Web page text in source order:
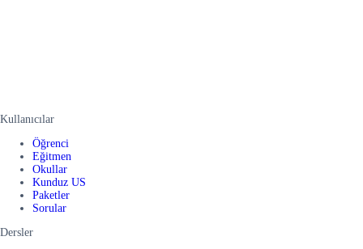
Kullanıcılar
Öğrenci
Eğitmen
Okullar
Kunduz US
Paketler
Sorular
Dersler